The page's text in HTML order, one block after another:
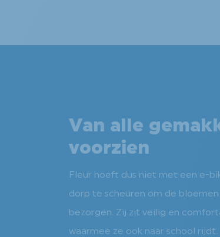
Van alle
voorzien
Fleur hoeft dus niet met een e-
dorp te scheuren om de
bezorgen. Zij zit veilig en
waarmee ze ook naar school